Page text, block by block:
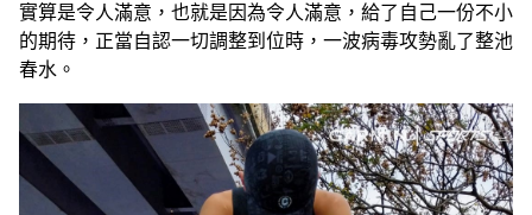
實算是令人滿意，也就是因為令人滿意，給了自己一份不小
的期待，正當自認一切調整到位時，一波病毒攻勢亂了整池
春水。